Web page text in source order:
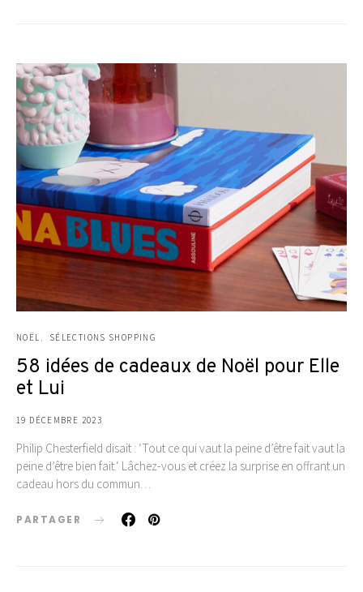
NOËL SÉLECTIONS SHOPPING
58 idées de cadeaux de Noël pour Elle
et Lui
19 DÉCEMBRE 2023
Philip Chesterfield disait : ‘Tout ce qui vaut la peine d’être fait vaut la
peine d’être bien fait.‘ Lâchez-vous et créez la surprise en offrant un
cadeau hors du commun…
PARTAGER